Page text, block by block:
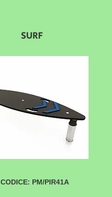
SURF
CODICE: PM/PIR41A